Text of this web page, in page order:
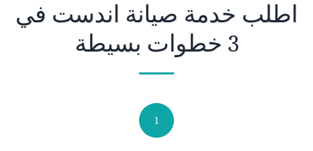
اطلب خدمة صيانة اندست في
3 خطوات بسيطة
1